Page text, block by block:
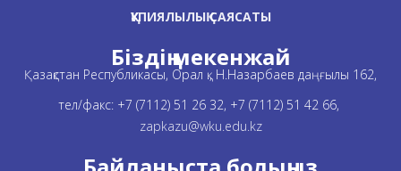
ҚҰПИЯЛЫЛЫҚ САЯСАТЫ
Біздің мекенжай
Қазақстан Республикасы, Орал қ., Н.Назарбаев даңғылы 162,
тел/факс: +7 (7112) 51 26 32, +7 (7112) 51 42 66,
zapkazu@wku.edu.kz